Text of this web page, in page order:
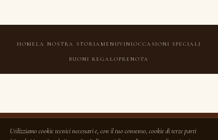
Utilizziamo cookie tecnici necessari e, con il tuo consenso, cookie di terze parti
HOME LA NOSTRA STORIA MENUVINIOCCASIONI SPECIALI
BUONI REGALO PRENOTA
L'800